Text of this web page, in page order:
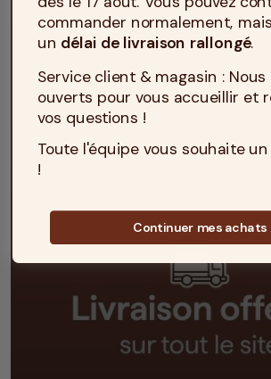
commander normalement,
un délai de livraison rallongé.
Service client & magasin :
ouverts pour vous accueillir et
vos questions !
Toute l'équipe vous souhaite
!
Continuer mes achats